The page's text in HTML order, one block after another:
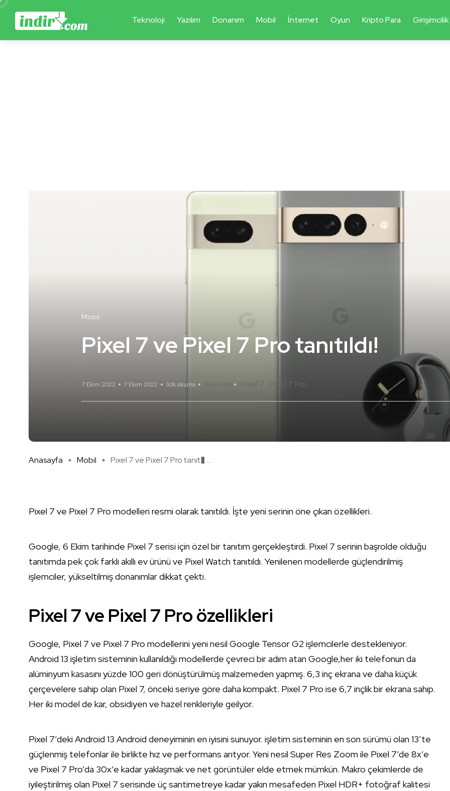
Teknoloji Yazılım Donanım Mobil İnternet Oyun Kripto Para Girişimcilik
Mobil
Pixel 7 ve Pixel 7 Pro tanıtıldı!
7 Ekim 2022 7 Ekim 2022 3dk okuma Yorum Yok Pixel 7 Pixel 7 Pro
Anasayfa Mobil Pixel 7 ve Pixel 7 Pro tanıt� ...
Pixel 7 ve Pixel 7 Pro modelleri resmi olarak tanıtıldı. İşte yeni serinin öne çıkan özellikleri.
Google, 6 Ekim tarihinde Pixel 7 serisi için özel bir tanıtım gerçekleştirdi. Pixel 7 serinin başrolde olduğu
tanıtımda pek çok farklı akıllı ev ürünü ve Pixel Watch tanıtıldı. Yenilenen modellerde güçlendirilmiş
işlemciler, yükseltilmiş donanımlar dikkat çekti.
Pixel 7 ve Pixel 7 Pro özellikleri
Google, Pixel 7 ve Pixel 7 Pro modellerini yeni nesil Google Tensor G2 işlemcilerle destekleniyor.
Android 13 işletim sisteminin kullanıldığı modellerde çevreci bir adım atan Google,her iki telefonun da
alüminyum kasasını yüzde 100 geri dönüştürülmüş malzemeden yapmış. 6,3 inç ekrana ve daha küçük
çerçevelere sahip olan Pixel 7, önceki seriye göre daha kompakt. Pixel 7 Pro ise 6,7 inçlik bir ekrana sahip.
Her iki model de kar, obsidiyen ve hazel renkleriyle geilyor.
Pixel 7’deki Android 13 Android deneyiminin en iyisini sunuyor. işletim sisteminin en son sürümü olan 13’te
güçlenmiş telefonlar ile birlikte hız ve performans arıtyor. Yeni nesil Super Res Zoom ile Pixel 7’de 8x’e
ve Pixel 7 Pro’da 30x’e kadar yaklaşmak ve net görüntüler elde etmek mümkün. Makro çekimlerde de
iyileştirilmiş olan Pixel 7 serisinde üç santimetreye kadar yakın mesafeden Pixel HDR+ fotoğraf kalitesi